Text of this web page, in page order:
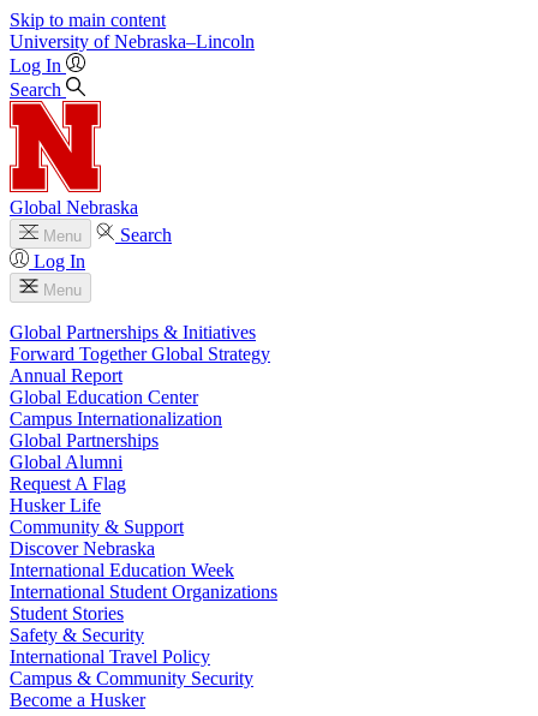
Skip to main content
University of Nebraska–Lincoln
Log In
Search
Global Nebraska
Menu
Search
Log In
Menu
Global Partnerships & Initiatives
Forward Together Global Strategy
Annual Report
Global Education Center
Campus Internationalization
Global Partnerships
Global Alumni
Request A Flag
Husker Life
Community & Support
Discover Nebraska
International Education Week
International Student Organizations
Student Stories
Safety & Security
International Travel Policy
Campus & Community Security
Become a Husker